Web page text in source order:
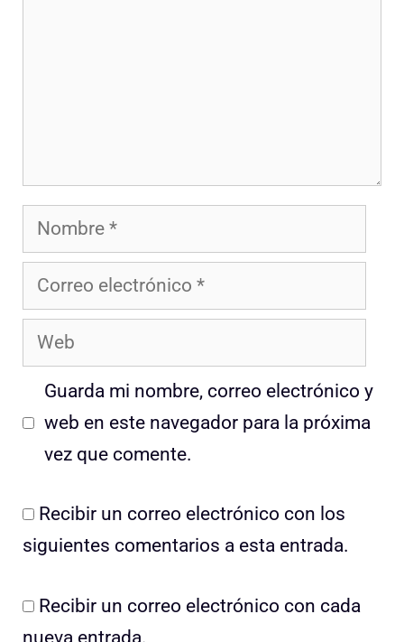
Nombre
Correo
electrónico
Web
Guarda mi nombre, correo electrónico y
web en este navegador para la próxima
vez que comente.
Recibir un correo electrónico con los
siguientes comentarios a esta entrada.
Recibir un correo electrónico con cada
nueva entrada.